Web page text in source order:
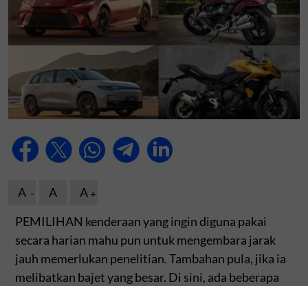
A A
A
PEMILIHAN kenderaan yang ingin diguna pakai
secara harian mahu pun untuk mengembara jarak
jauh memerlukan penelitian. Tambahan pula, jika ia
melibatkan bajet yang besar. Di sini, ada beberapa